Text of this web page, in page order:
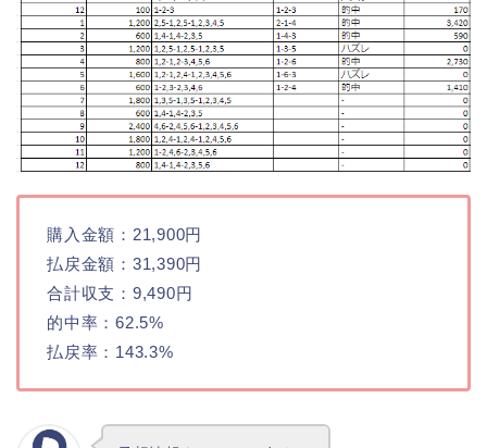
購入金額：21,900円
払戻金額：31,390円
合計収支：9,490円
的中率：62.5%
払戻率：143.3%